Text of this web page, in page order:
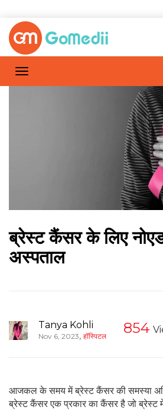
ब्रेस्ट कैंसर के लिए
अस्पताल
Tanya Kohli
Nov 6, 2023, हॉस्पिटल 854
आजकल के समय में ब्रेस्ट कैंसर की समस्या
ब्रेस्ट कैंसर एक प्रकार का कैंसर है जो ब्रेस्ट